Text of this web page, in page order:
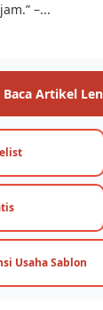
–...
Baca Artikel
Usaha Sablon